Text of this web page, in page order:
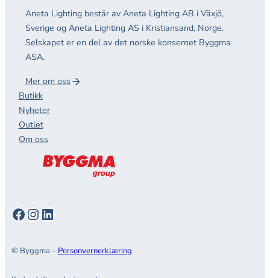
Aneta Lighting består av Aneta Lighting AB i Växjö,
Sverige og Aneta Lighting AS i Kristiansand, Norge.
Selskapet er en del av det norske konsernet Byggma
ASA.
Mer om oss
Butikk
Nyheter
Outlet
Om oss
Facebook
Instagram
LinkedIn
© Byggma – Personvernerklæring